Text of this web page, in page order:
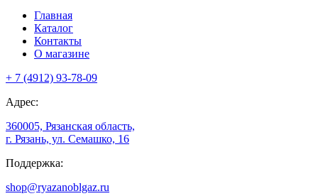
Главная
Каталог
Контакты
О магазине
+ 7 (4912) 93-78-09
Адрес:
360005, Рязанская область,
г. Рязань, ул. Семашко, 16
Поддержка:
shop@ryazanoblgaz.ru